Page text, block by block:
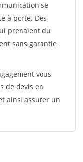
se
à porte. Des
prenaient du
sans garantie
vous
de devis en
ainsi assurer un